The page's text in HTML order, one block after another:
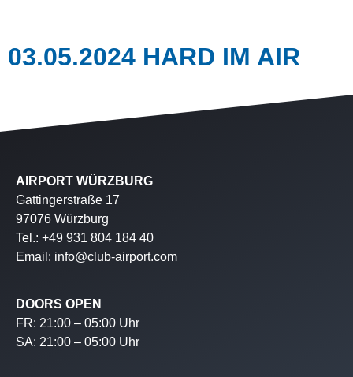
03.05.2024 HARD IM AIR
AIRPORT WÜRZBURG
Gattingerstraße 17
97076 Würzburg
Tel.: +49 931 804 184 40
Email: info@club-airport.com
DOORS OPEN
FR: 21:00 – 05:00 Uhr
SA: 21:00 – 05:00 Uhr